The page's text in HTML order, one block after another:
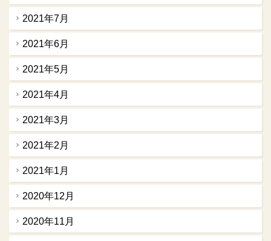
2021年7月
2021年6月
2021年5月
2021年4月
2021年3月
2021年2月
2021年1月
2020年12月
2020年11月